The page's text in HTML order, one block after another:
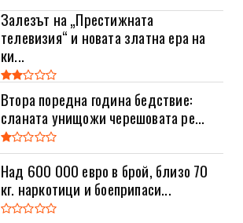
Залезът на „Престижната
телевизия“ и новата златна ера на
ки...
Втора поредна година бедствие:
сланата унищожи черешовата ре...
Над 600 000 евро в брой, близо 70
кг. наркотици и боеприпаси...